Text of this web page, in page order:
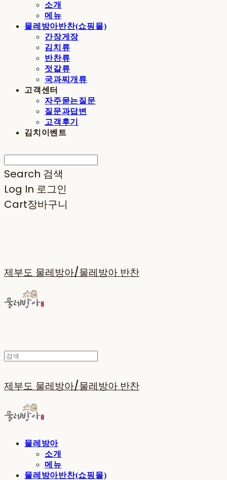
소개
메뉴
물레방아반찬(쇼핑몰)
간장게장
김치류
반찬류
젓갈류
국과찌개류
고객센터
자주묻는질문
질문과답변
고객후기
김치이벤트
Search 검색
Log In 로그인
Cart장바구니
제부도 물레방아/물레방아 반찬
제부도 물레방아/물레방아 반찬
물레방아
소개
메뉴
물레방아반찬(쇼핑몰)